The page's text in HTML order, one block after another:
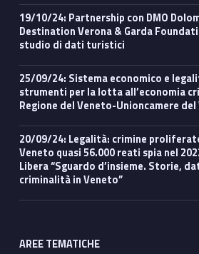
19/10/24: Partnership con DMO Dolomiti Bellunesi e
Destination Verona & Garda
studio di dati turistici
25/09/24: Sistema economico e legalità, regole e
strumenti per la lotta all’economia
Regione del Veneto-Unioncamere
20/09/24: Legalità: crimine proliferato in pandemia, in
Veneto quasi 56.000 reati spia nel
Libera “Sguardo d’insieme. Storie,
criminalità in Veneto”
AREE TEMATICHE